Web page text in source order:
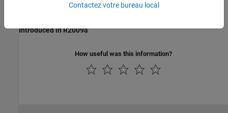
Version History
Introduced in R2009a
How useful was this information?
Contactez votre bureau local